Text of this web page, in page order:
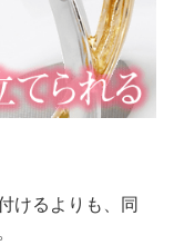
けるよりも、同